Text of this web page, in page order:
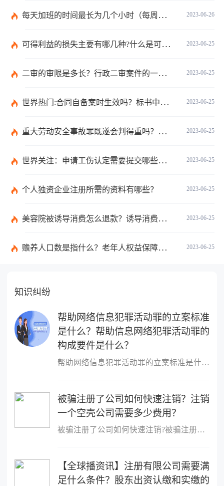
2023-06-26
每天加班的时间最长为几个小时（每周加班不能超过多少小时）
2023-06-25
可得利益的损失主要有哪几种?什么是可得利益？|天天速读
2023-06-25
二审的审限是多长？行政二审案件的一般处理规则是什么?
2023-06-25
世界热门:合同自备案时生效吗？标书中的合同需要全部放上去吗？
2023-06-25
重大劳动安全事故罪既遂会判得重吗？重大劳动安全事故罪与玩忽职守罪的界限是什么？_世界速看
2023-06-25
世界关注：申请工伤认定需要提交哪些材料？提出工伤认定申请依据是什么？
2023-06-25
个人独资企业注册所需的资料有哪些？
2023-06-25
美容院被诱导消费怎么退款？诱导消费多少钱可以立案？ 当前短讯
2023-06-25
赡养人口数是指什么？老年人权益保障法第十四条的内容是什么？
知识纠纷
帮助网络信息犯罪活动罪的立案标准
是什么？帮助信息网络犯罪活动罪的
构成要件是什么？
帮助网络信息犯罪活动罪的立案标准是什么？帮助网络信息犯罪活动罪
被骗注册了公司如何快速注销？注销
一个空壳公司需要多少费用？
被骗注册了公司如何快速注销?被骗注册公司想注销该公司的注销流程：
【全球播资讯】注册有限公司需要满
足什么条件？股东出资认缴和实缴的